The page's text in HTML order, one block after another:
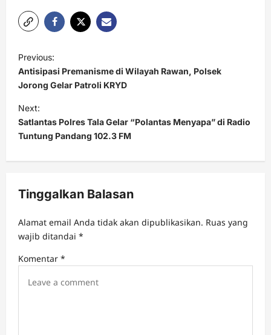
P
o
s
t
n
a
v
g
a
t
i
Previous:
Antisipasi Premanisme di Wilayah Rawan, Polsek
Jorong Gelar Patroli KRYD
Next:
Satlantas Polres Tala Gelar “Polantas Menyapa” di Radio
Tuntung Pandang 102.3 FM
Tinggalkan Balasan
Alamat email Anda tidak akan dipublikasikan. Ruas yang
wajib ditandai *
Komentar *